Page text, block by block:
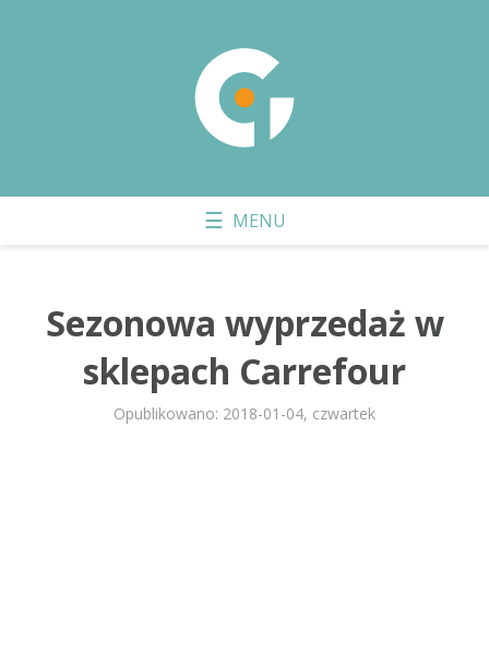
Sezonowa wyprzedaż w
sklepach Carrefour
Opublikowano: 2018-01-04, czwartek